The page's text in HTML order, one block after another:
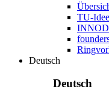
TU-
Deutsch
Deutsch